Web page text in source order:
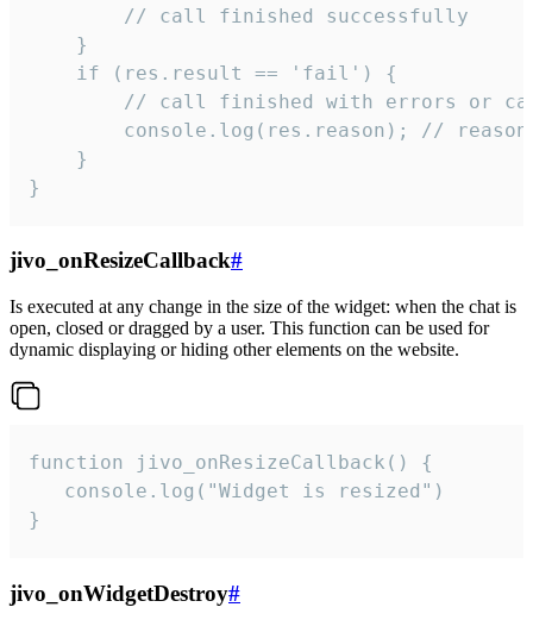
        // call finished successfully
    }
    if (res.result == 'fail') {
// call finished with errors or
console.log(res.reason); //
    }
}
jivo_onResizeCallback#
Is executed at any change in the size of the widget: when the chat is
open, closed or dragged by a user. This function can be used for
dynamic displaying or hiding other elements on the website.
function jivo_onResizeCallback() {
   console.log("Widget is resized")
}
jivo_onWidgetDestroy#